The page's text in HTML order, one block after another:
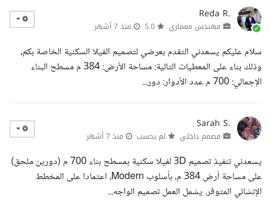
Reda R.
مهندس معماري منذ 7 أشهر
سلام عليكم يسعدني التقدم بعرضي لتصميم الفيلا السكنية الخاصة بكم،
وذلك بناء على المعطيات التالية: مساحة الأرض: 384 م مسطح البناء
الإجمالي: 700 م عدد الأدوار: دور...
Sarah S.
مصمم داخلي لم يحسب منذ 7 أشهر
يسعدني تنفيذ تصميم 3D لفيلا سكنية بمسطح بناء 700 م (دورين ملحق)
على مساحة أرض 384 م، بأسلوب Modern، اعتمادا على المخطط
الإنشائي المتوفر. يشمل العمل تصميم الواجه...